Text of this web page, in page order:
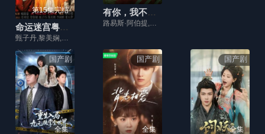
第15集完结
命运迷宫粤语版
甄子丹,黎美娴,曾华倩,曾伟权,叶玉萍,李国麟
有你，我不怕2026
路易斯·阿伯提,法蒂玛·莫利纳,吉拉·埃斯卡雷加,胡伯托·巴斯托,Leidi Gutierrez.
国产剧
全集
国产剧
全集
国产剧
全集